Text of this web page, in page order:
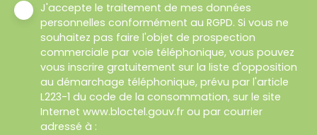
J'accepte le traitement de mes données
personnelles conformément au RGPD. Si vous ne
souhaitez pas faire l'objet de prospection
commerciale par voie téléphonique, vous pouvez
vous inscrire gratuitement sur la liste d'opposition
au démarchage téléphonique, prévu par l'article
L223-1 du code de la consommation, sur le site
Internet www.bloctel.gouv.fr ou par courrier
adressé à :